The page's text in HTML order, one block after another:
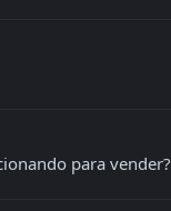
para vender?